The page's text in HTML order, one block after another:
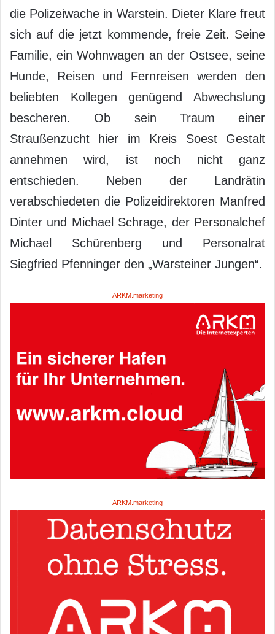
die Polizeiwache in Warstein. Dieter Klare freut
sich auf die jetzt kommende, freie Zeit. Seine
Familie, ein Wohnwagen an der Ostsee, seine
Hunde, Reisen und Fernreisen werden den
beliebten Kollegen genügend Abwechslung
bescheren. Ob sein Traum einer
Straußenzucht hier im Kreis Soest Gestalt
annehmen wird, ist noch nicht ganz
entschieden. Neben der Landrätin
verabschiedeten die Polizeidirektoren Manfred
Dinter und Michael Schrage, der Personalchef
Michael Schürenberg und Personalrat
Siegfried Pfenninger den „Warsteiner Jungen“.
ARKM.marketing
ARKM.marketing